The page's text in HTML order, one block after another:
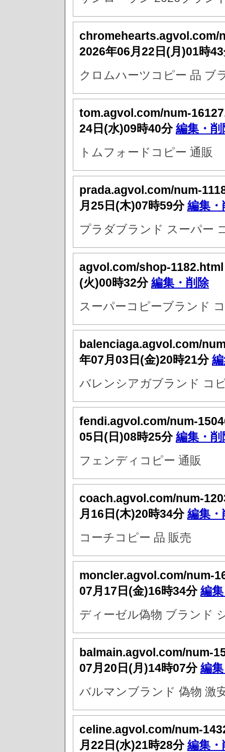
chromehearts.agvol.com/
2026年06月22日(月)01時
クロムハーツコピー 品 ブ
tom.agvol.com/num-
24日(水)09時40分編集・削
トムフォードコピー 通販
prada.agvol.com/num-
月25日(木)07時59分編集・
プラダブランド スーパー
agvol.com/shop-
(火)00時32分編集・削除
スーパーコピーブランド
balenciaga.agvol.com/
年07月03日(金)20時21分
バレンシアガブランド コ
fendi.agvol.com/num-
05日(日)08時25分編集・削
フェンディコピー 通販
coach.agvol.com/num-
月16日(木)20時34分編集・
コーチコピー 品 販売
moncler.agvol.com/num-
07月17日(金)16時34分編
ディーゼル偽物 ブランド
balmain.agvol.com/num-
07月20日(月)14時07分編
バルマンブランド 偽物 激
celine.agvol.com/num-
月22日(水)21時28分編集・